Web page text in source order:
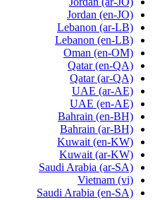
Jordan (en-JO)
Lebanon (ar-LB)
Lebanon (en-LB)
Oman (en-OM)
Qatar (en-QA)
Qatar (ar-QA)
UAE (ar-AE)
UAE (en-AE)
Bahrain (en-BH)
Bahrain (ar-BH)
Kuwait (en-KW)
Kuwait (ar-KW)
Saudi Arabia (ar-SA)
Vietnam (vi)
Saudi Arabia (en-SA)